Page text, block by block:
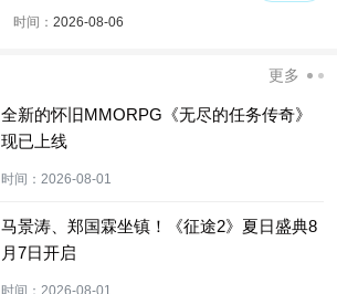
时间： 2026-08-06
更多
全新的怀旧MMORPG《无尽的任务传奇》
现已上线
时间： 2026-08-01
马景涛、郑国霖坐镇！《征途2》夏日盛典8
月7日开启
时间： 2026-08-01